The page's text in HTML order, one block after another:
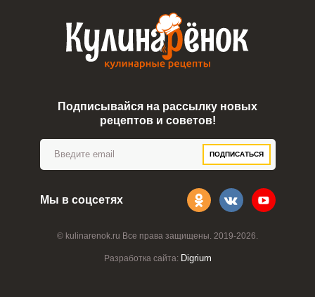
© kulinarenok.ru Все права защищены. 2019-2026.
Разработка сайта: Digrium
Подписывайся на рассылку новых
рецептов и советов!
ПОДПИСАТЬСЯ
Мы в соцсетях